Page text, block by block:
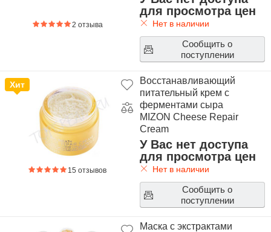
2 отзыва
для просмотра цен
Нет в наличии
Сообщить о
поступлении
15 отзывов
Хит
Восстанавливающий
питательный крем с
ферментами сыра
MIZON Cheese Repair
Cream
У Вас нет доступа
для просмотра цен
Нет в наличии
Сообщить о
поступлении
Маска с экстрактами